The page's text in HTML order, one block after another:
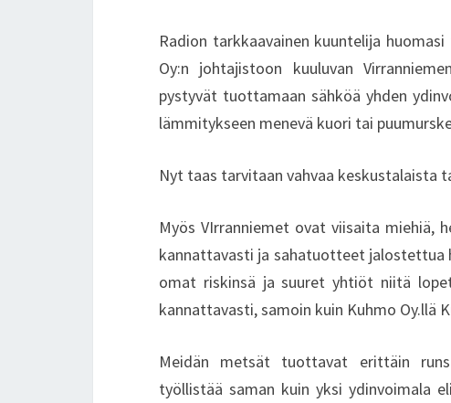
Radion tarkkaavainen kuuntelija
Oy:n johtajistoon kuuluvan
pystyvät tuottamaan sähköä yhden
lämmitykseen menevä kuori tai
Nyt taas tarvitaan vahvaa keskustalaista
Myös VIrranniemet ovat viisaita miehiä,
kannattavasti ja sahatuotteet jalostettua
omat riskinsä ja suuret yhtiöt niitä
kannattavasti, samoin kuin Kuhmo Oy.llä
Meidän metsät tuottavat erittäin
työllistää saman kuin yksi ydinvoimala